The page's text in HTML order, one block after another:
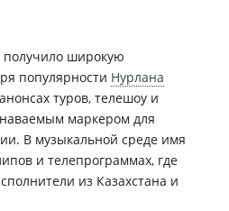
получило широкую
популярности Нурлана
туров, телешоу и
маркером для
В музыкальной среде имя
и телепрограммах, где
из Казахстана и